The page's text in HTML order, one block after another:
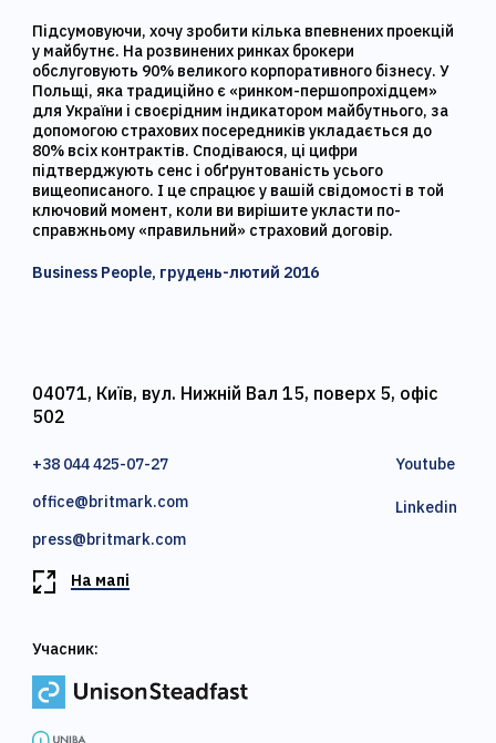
Підсумовуючи, хочу зробити кілька впевнених проекцій
у майбутнє. На розвинених ринках брокери
обслуговують 90% великого корпоративного бізнесу. У
Польщі, яка традиційно є «ринком-першопрохідцем»
для України і своєрідним індикатором майбутнього, за
допомогою страхових посередників укладається до
80% всіх контрактів. Сподіваюся, ці цифри
підтверджують сенс і обґрунтованість усього
вищеописаного. І це спрацює у вашій свідомості в той
ключовий момент, коли ви вирішите укласти по-
справжньому «правильний» страховий договір.
Business People, грудень-лютий 2016
04071, Київ, вул. Нижній Вал 15, поверх 5, офіс
502
+38 044 425-07-27
office@britmark.com
press@britmark.com
Youtube
Linkedin
На мапі
Учасник: